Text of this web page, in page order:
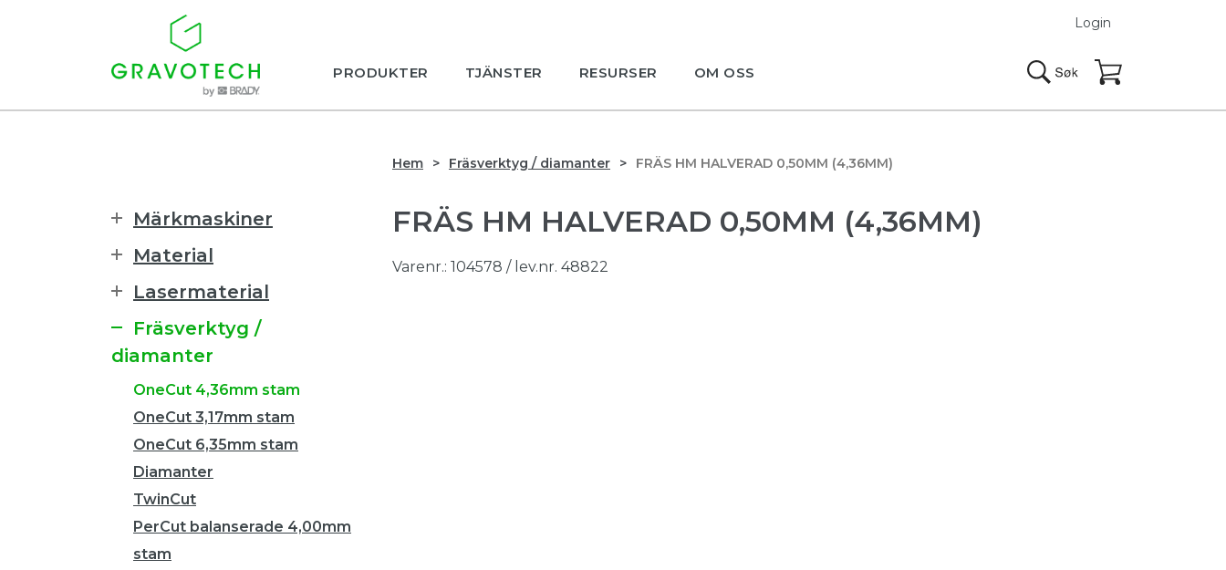
PRODUKTER TJÄNSTER RESURSER OM OSS
Login
Hem Fräsverktyg / diamanter FRÄS HM HALVERAD 0,50MM (4,36MM)
FRÄS HM HALVERAD 0,50MM (4,36MM)
Varenr.: 104578 / lev.nr. 48822
Märkmaskiner
Material
Lasermaterial
Fräsverktyg /
diamanter
OneCut 4,36mm stam
OneCut 3,17mm stam
OneCut 6,35mm stam
Diamanter
TwinCut
PerCut balanserade 4,00mm
stam